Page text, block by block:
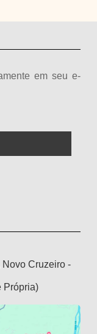
em seu e-
Cruzeiro -
Própria)